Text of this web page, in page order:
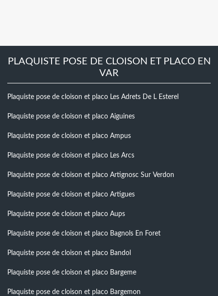
PLAQUISTE POSE DE CLOISON ET PLACO EN
VAR
Plaquiste pose de cloison et placo Les Adrets De L Esterel
Plaquiste pose de cloison et placo Aiguines
Plaquiste pose de cloison et placo Ampus
Plaquiste pose de cloison et placo Les Arcs
Plaquiste pose de cloison et placo Artignosc Sur Verdon
Plaquiste pose de cloison et placo Artigues
Plaquiste pose de cloison et placo Aups
Plaquiste pose de cloison et placo Bagnols En Foret
Plaquiste pose de cloison et placo Bandol
Plaquiste pose de cloison et placo Bargeme
Plaquiste pose de cloison et placo Bargemon